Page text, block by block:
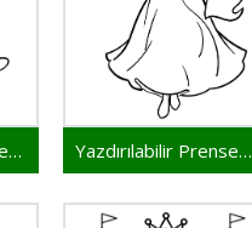
Yazdırılabilir Prenses Resim Yazdırılabilir Prenses Çocuklar İçin